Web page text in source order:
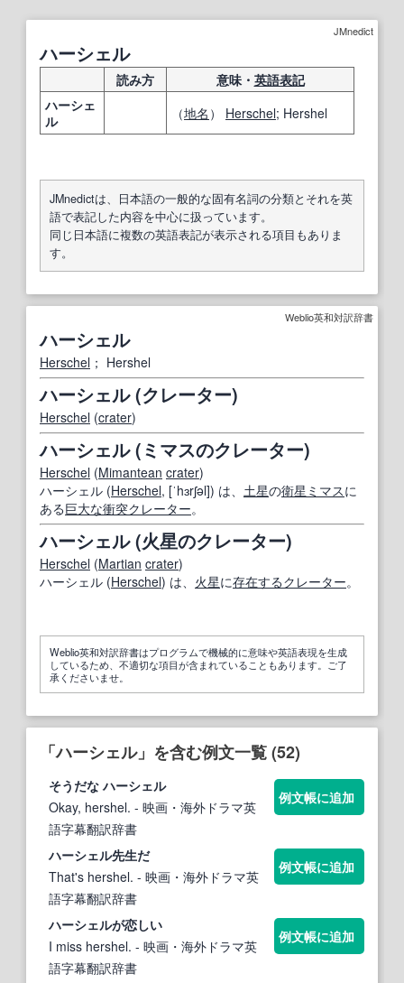
JMnedict
ハーシェル
読み方 意味・ 英語表記
ハーシェ
ル
（地名 ） Herschel; Hershel
JMnedictは、日本語の一般的な固有名詞の分類とそれを英
語で表記した内容を中心に扱っています。
同じ日本語に複数の英語表記が表示される項目もありま
す。
Weblio英和対訳辞書
ハーシェル
Herschel ； Hershel
ハーシェル (クレーター)
Herschel (crater)
ハーシェル (ミマスのクレーター)
Herschel (Mimantean crater)
ハーシェル (Herschel, [ˈhɜrʃəl]) は、 土星の衛星 ミマスに
ある巨大な衝突クレーター。
ハーシェル (火星のクレーター)
Herschel (Martian crater)
ハーシェル (Herschel) は、 火星に存在するクレーター。
Weblio英和対訳辞書はプログラムで機械的に意味や英語表現を生成
しているため、不適切な項目が含まれていることもあります。ご了
承くださいませ。
「ハーシェル」を含む例文一覧 (52)
そうだなハーシェル
Okay, hershel. - 映画・海外ドラマ英
語字幕翻訳辞書
例文帳に追加
ハーシェル先生だ
That's hershel. - 映画・海外ドラマ英
語字幕翻訳辞書
例文帳に追加
ハーシェルが恋しい
I miss hershel. - 映画・海外ドラマ英
語字幕翻訳辞書
例文帳に追加